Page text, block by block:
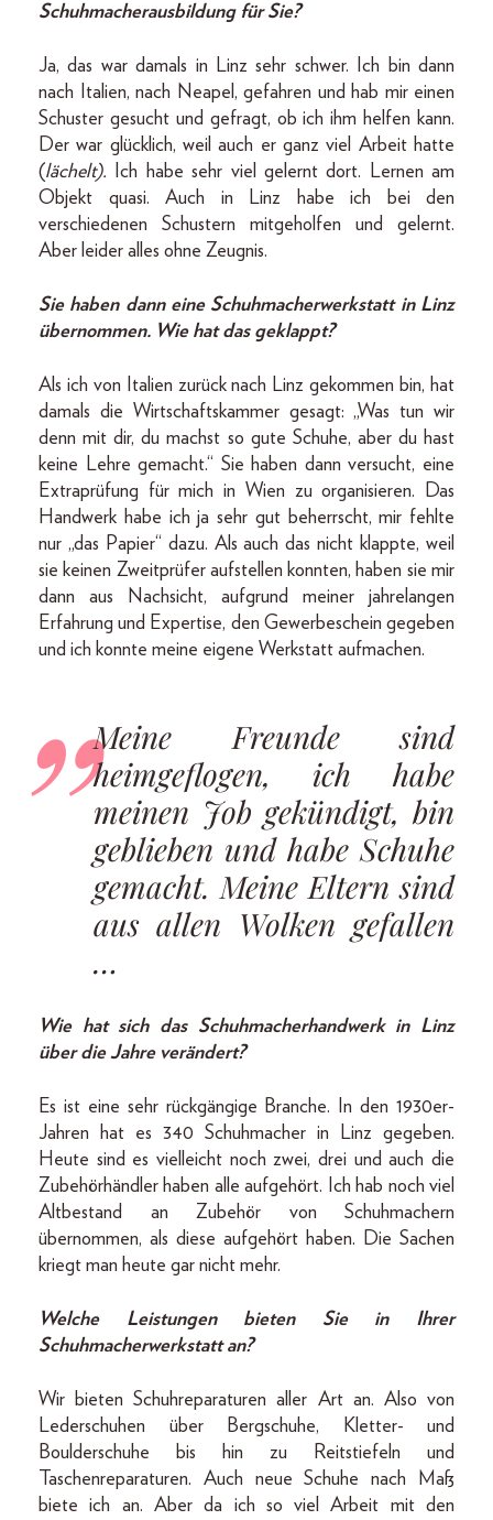
Schuhmacherausbildung für Sie?
Ja, das war damals in Linz sehr schwer. Ich bin dann
nach Italien, nach Neapel, gefahren und hab mir einen
Schuster gesucht und gefragt, ob ich ihm helfen kann.
Der war glücklich, weil auch er ganz viel Arbeit hatte
(lächelt).
Ich habe sehr viel gelernt dort. Lernen am
Objekt quasi. Auch in Linz habe ich bei den
verschiedenen Schustern mitgeholfen und gelernt.
Aber leider alles ohne Zeugnis.
Sie haben dann eine Schuhmacherwerkstatt in Linz
übernommen. Wie hat das geklappt?
Als ich von Italien zurück nach Linz gekommen bin, hat
damals die Wirtschaftskammer gesagt: „Was tun wir
denn mit dir, du machst so gute Schuhe, aber du hast
keine Lehre gemacht.“ Sie haben dann versucht, eine
Extraprüfung für mich in Wien zu organisieren. Das
Handwerk habe ich ja sehr gut beherrscht, mir fehlte
nur „das Papier“ dazu. Als auch das nicht klappte, weil
sie keinen Zweitprüfer aufstellen konnten, haben sie mir
dann aus Nachsicht, aufgrund meiner jahrelangen
Erfahrung und Expertise, den Gewerbeschein gegeben
und ich konnte meine eigene Werkstatt aufmachen.
Meine Freunde sind
heimgeflogen, ich habe
meinen Job gekündigt, bin
geblieben und habe Schuhe
gemacht. Meine Eltern sind
aus allen Wolken gefallen
…
Wie hat sich das Schuhmacherhandwerk in Linz
über die Jahre verändert?
Es ist eine sehr rückgängige Branche. In den 1930er-
Jahren hat es 340 Schuhmacher in Linz gegeben.
Heute sind es vielleicht noch zwei, drei und auch die
Zubehörhändler haben alle aufgehört. Ich hab noch viel
Altbestand an Zubehör von Schuhmachern
übernommen, als diese aufgehört haben. Die Sachen
kriegt man heute gar nicht mehr.
Welche Leistungen bieten Sie in Ihrer
Schuhmacherwerkstatt an?
Wir bieten Schuhreparaturen aller Art an. Also von
Lederschuhen über Bergschuhe, Kletter- und
Boulderschuhe bis hin zu Reitstiefeln und
Taschenreparaturen. Auch neue Schuhe nach Maß
biete ich an. Aber da ich so viel Arbeit mit den